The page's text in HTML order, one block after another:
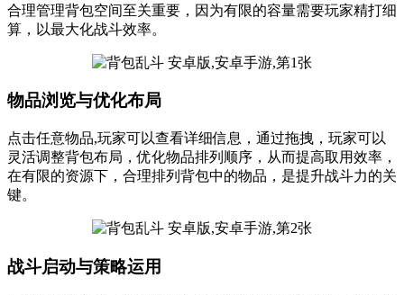
合理管理背包空间至关重要，因为有限的容量需要玩家精打细
算，以最大化战斗效率。
物品浏览与优化布局
点击任意物品,玩家可以查看详细信息，通过拖拽，玩家可以
灵活调整背包布局，优化物品排列顺序，从而提高取用效率，
在有限的资源下，合理排列背包中的物品，是提升战斗力的关
键。
战斗启动与策略运用